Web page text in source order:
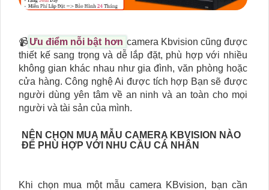
📹Ưu điểm nỗi bật hơn camera Kbvision cũng được
thiết kế sang trọng và dễ lắp đặt, phù hợp với nhiều
không gian khác nhau như gia đình, văn phòng hoặc
cửa hàng. Công nghệ Ai được tích hợp Bạn sẽ được
người dùng yên tâm về an ninh và an toàn cho mọi
người và tài sản của mình.
NÊN CHỌN MUA MẪU CAMERA KBVISION NÀO
ĐỂ PHÙ HỢP VỚI NHU CẦU CÁ NHÂN
Khi chọn mua một mẫu camera KBvision, bạn cần